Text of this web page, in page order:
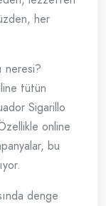
her
neresi?
tütün
Sigarillo
online
bu
denge